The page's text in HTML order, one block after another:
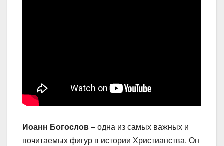
Иоанн Богослов – одна из самых важных и
почитаемых фигур в истории Христианства. Он